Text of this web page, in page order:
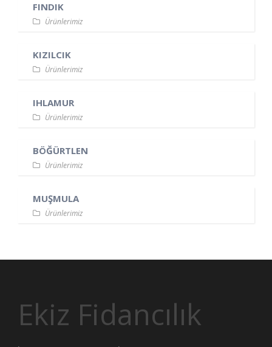
FINDIK
Ürünlerimiz
KIZILCIK
Ürünlerimiz
IHLAMUR
Ürünlerimiz
BÖĞÜRTLEN
Ürünlerimiz
MUŞMULA
Ürünlerimiz
Ekiz Fidancılık